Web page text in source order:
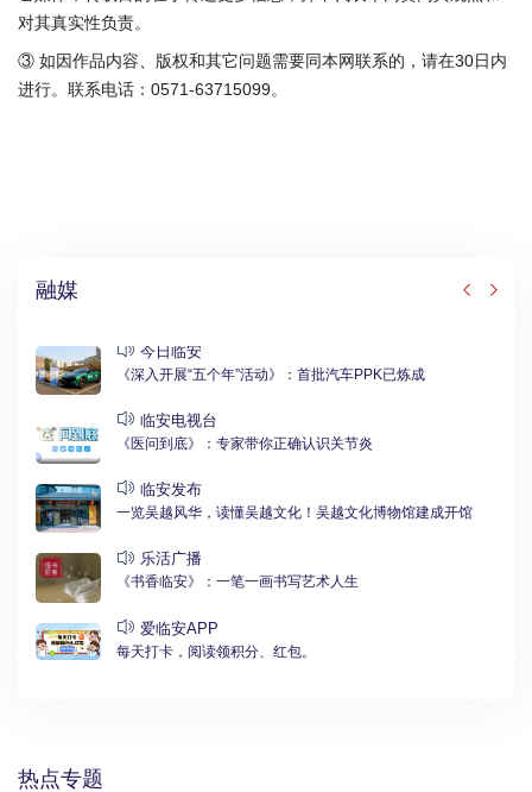
对其真实性负责。
③ 如因作品内容、版权和其它问题需要同本网联系的，请在30日内
进行。联系电话：0571-63715099。
融媒
今日临安
《深入开展“五个年”活动》：首批汽车PPK已炼成
临安电视台
《医问到底》：专家带你正确认识关节炎
临安发布
一览吴越风华，读懂吴越文化！吴越文化博物馆建成开馆
乐活广播
《书香临安》：一笔一画书写艺术人生
爱临安APP
每天打卡，阅读领积分、红包。
热点专题